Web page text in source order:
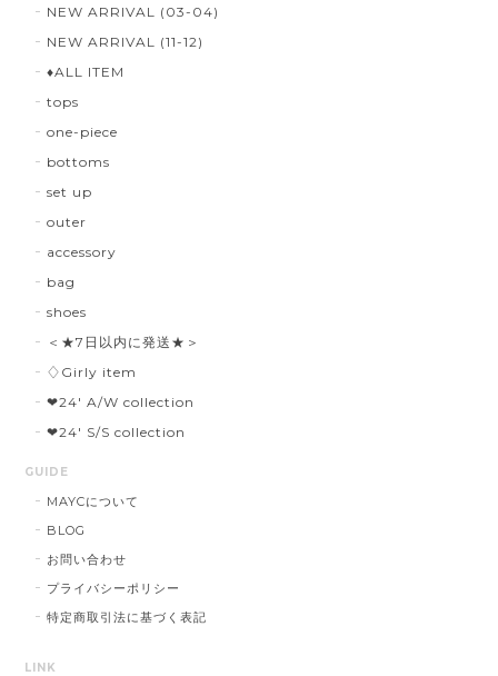
NEW ARRIVAL (03-04)
NEW ARRIVAL (11-12)
♦︎ALL ITEM
tops
one-piece
bottoms
set up
outer
accessory
bag
shoes
＜★7日以内に発送★＞
♢Girly item
❤︎24' A/W collection
❤︎24' S/S collection
GUIDE
MAYCについて
BLOG
お問い合わせ
プライバシーポリシー
特定商取引法に基づく表記
LINK